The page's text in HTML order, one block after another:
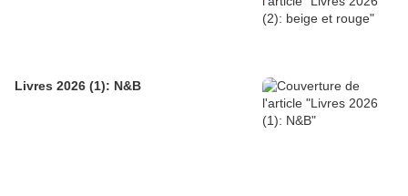
Livres 2026 (1): N&B